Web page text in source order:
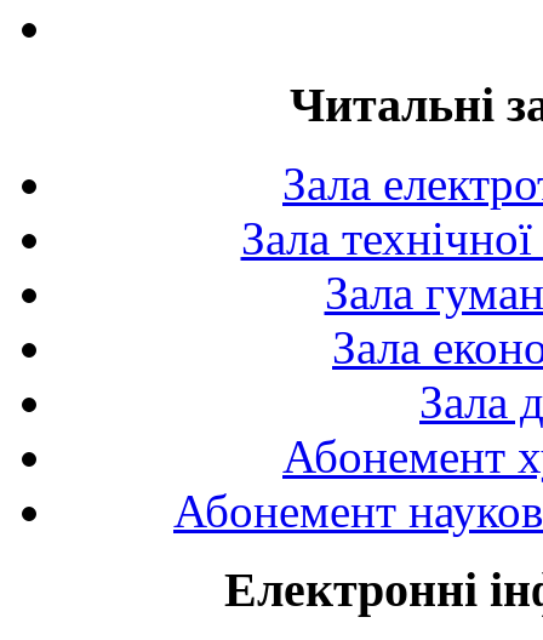
Читальні
Зала
Зала
Зала
Зала
Зала
Абонемент
Абонемент
Електронні